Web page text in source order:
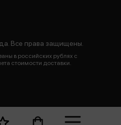
Все права защищены.
в российских рублях с
стоимости доставки.